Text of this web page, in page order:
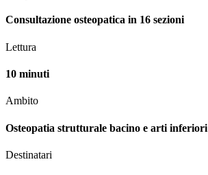
Consultazione osteopatica in 16 sezioni
Lettura
10 minuti
Ambito
Osteopatia strutturale bacino e arti inferiori
Destinatari